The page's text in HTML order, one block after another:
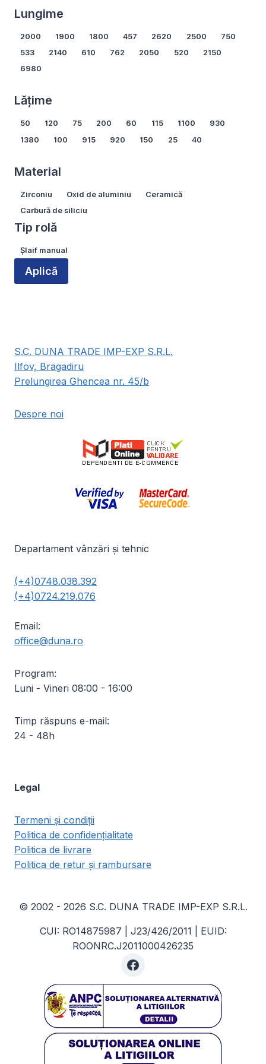
Lungime
Lungime
2000 1900 1800 457 2620 2500
750
533
2140 610 762 2050 520
2150
6980
Lățime
Lățime
50 120 75 200 60 115 1100
930
1380
100 915 920 150 25 40
Material
Material
Zirconiu Oxid de aluminiu
Ceramică
Carbură de siliciu
Tip rolă
Tip
Șlaif manual
Aplică
S.C. DUNA TRADE IMP-EXP S.R.L.
Ilfov, Bragadiru
Prelungirea Ghencea nr. 45/b
Despre noi
Departament vânzări și tehnic
(+4)0748.038.392
(+4)0724.219.076
Email:
office@duna.ro
Program:
Luni - Vineri 08:00 - 16:00
Timp răspuns e-mail:
24 - 48h
Legal
Termeni și condiții
Politica de confidențialitate
Politica de livrare
Politica de retur și rambursare
© 2002 - 2026 S.C. DUNA TRADE IMP-EXP S.R.L.
CUI: RO14875987 | J23/426/2011 | EUID:
ROONRC.J2011000426235